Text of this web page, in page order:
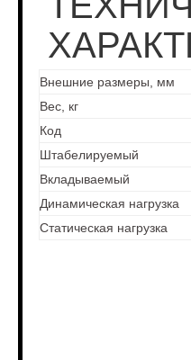
Внешние размеры, мм
Вес, кг
Код
Штабелируемый
Вкладываемый
Динамическая нагрузка
Статическая нагрузка